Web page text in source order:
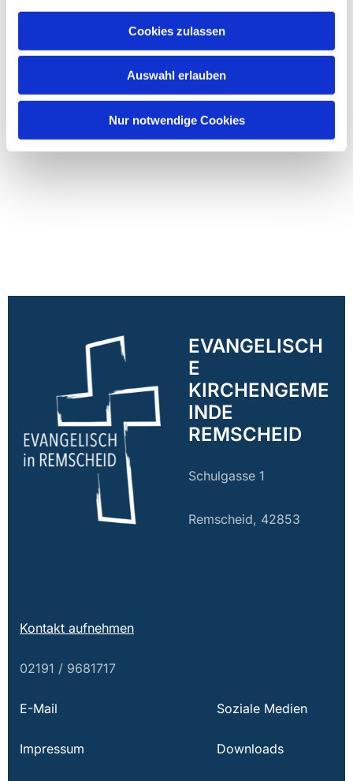
Cookies zulassen
Auswahl erlauben
Nur notwendige Cookies
EVANGELISCH
E
KIRCHENGEME
INDE
REMSCHEID
Schulgasse 1
Remscheid, 42853
Kontakt aufnehmen
02191 / 9681717
E-Mail
Impressum
Soziale Medien
Downloads